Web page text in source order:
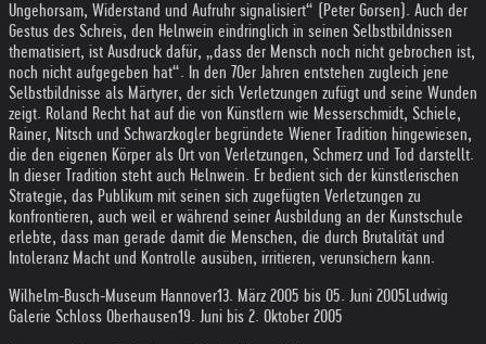
Ungehorsam, Widerstand und Aufruhr signalisiert“ (Peter Gorsen). Auch der
Gestus des Schreis, den Helnwein eindringlich in seinen Selbstbildnissen
thematisiert, ist Ausdruck dafür, „dass der Mensch noch nicht gebrochen ist,
noch nicht aufgegeben hat“. In den 70er Jahren entstehen zugleich jene
Selbstbildnisse als Märtyrer, der sich Verletzungen zufügt und seine Wunden
zeigt. Roland Recht hat auf die von Künstlern wie Messerschmidt, Schiele,
Rainer, Nitsch und Schwarzkogler begründete Wiener Tradition hingewiesen,
die den eigenen Körper als Ort von Verletzungen, Schmerz und Tod darstellt.
In dieser Tradition steht auch Helnwein. Er bedient sich der künstlerischen
Strategie, das Publikum mit seinen sich zugefügten Verletzungen zu
konfrontieren, auch weil er während seiner Ausbildung an der Kunstschule
erlebte, dass man gerade damit die Menschen, die durch Brutalität und
Intoleranz Macht und Kontrolle ausüben, irritieren, verunsichern kann.
Wilhelm-Busch-Museum Hannover13. März 2005 bis 05. Juni 2005 Ludwig
Galerie Schloss Oberhausen19. Juni bis 2. Oktober 2005